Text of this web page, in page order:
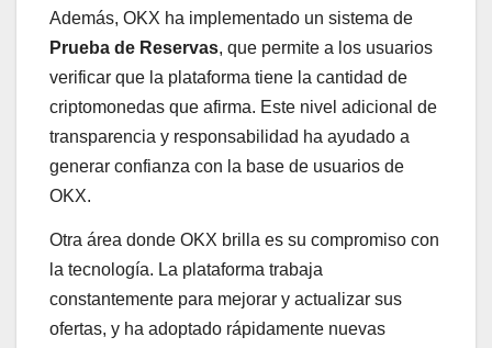
Además, OKX ha implementado un sistema de
Prueba de Reservas, que permite a los usuarios
verificar que la plataforma tiene la cantidad de
criptomonedas que afirma. Este nivel adicional de
transparencia y responsabilidad ha ayudado a
generar confianza con la base de usuarios de
OKX.
Otra área donde OKX brilla es su compromiso con
la tecnología. La plataforma trabaja
constantemente para mejorar y actualizar sus
ofertas, y ha adoptado rápidamente nuevas